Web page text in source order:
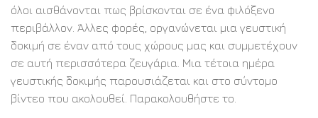
όλοι αισθάνονται πως βρίσκονται σε ένα φιλόξενο
περιβάλλον. Άλλες φορές, οργανώνεται μια γευστική
δοκιμή σε έναν από τους χώρους μας και συμμετέχουν
σε αυτή περισσότερα ζευγάρια. Μια τέτοια ημέρα
γευστικής δοκιμής παρουσιάζεται και στο σύντομο
βίντεο που ακολουθεί. Παρακολουθήστε το.